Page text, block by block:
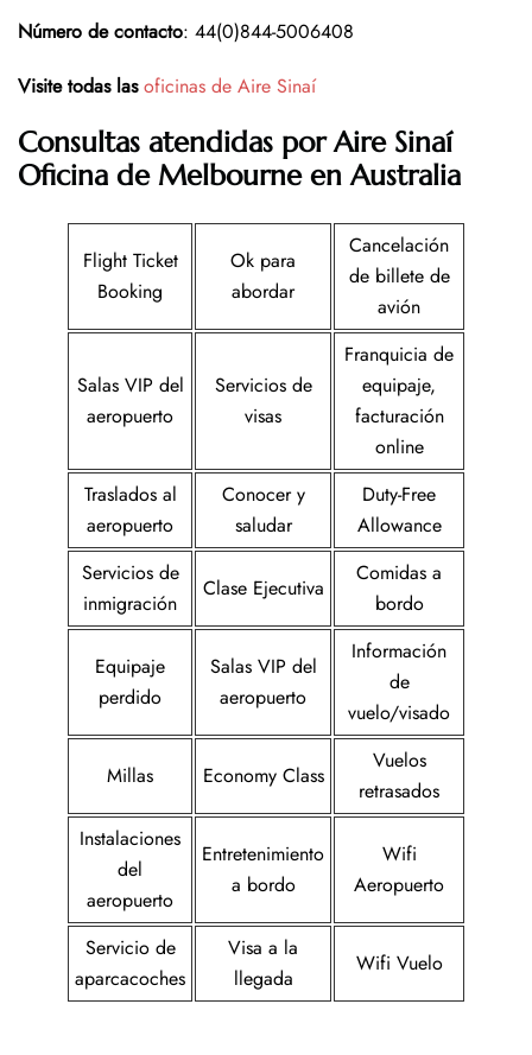
Número de contacto: 44(0)844-5006408
Visite todas las oficinas de Aire Sinaí
Consultas atendidas por Aire Sinaí
Oficina de Melbourne en Australia
Flight Ticket
Booking
Ok para
abordar
Cancelación
de billete de
avión
Salas VIP del
aeropuerto
Servicios de
visas
Franquicia de
equipaje,
facturación
online
Traslados al
aeropuerto
Conocer y
saludar
Duty-Free
Allowance
Servicios de
inmigración
Clase Ejecutiva
Comidas a
bordo
Equipaje
perdido
Salas VIP del
aeropuerto
Información
de
vuelo/visado
Millas Economy Class
Vuelos
retrasados
Instalaciones
del
aeropuerto
Entretenimiento
a bordo
Wifi
Aeropuerto
Servicio de
aparcacoches
Visa a la
llegada
Wifi Vuelo